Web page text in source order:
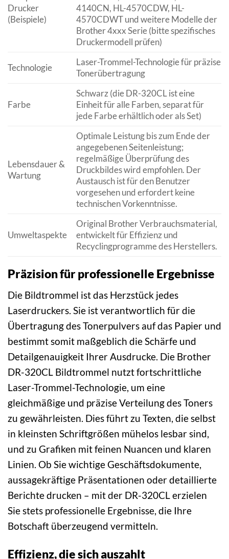
Drucker
(Beispiele)
4140CN, HL-4570CDW, HL-
4570CDWT und weitere Modelle der
Brother 4xxx Serie (bitte spezifisches
Druckermodell prüfen)
Technologie
Laser-Trommel-Technologie für präzise
Tonerübertragung
Farbe
Schwarz (die DR-320CL ist eine
Einheit für alle Farben, separat für
jede Farbe erhältlich oder als Set)
Lebensdauer &
Wartung
Optimale Leistung bis zum Ende der
angegebenen Seitenleistung;
regelmäßige Überprüfung des
Druckbildes wird empfohlen. Der
Austausch ist für den Benutzer
vorgesehen und erfordert keine
technischen Vorkenntnisse.
Umweltaspekte
Original Brother Verbrauchsmaterial,
entwickelt für Effizienz und
Recyclingprogramme des Herstellers.
Präzision für professionelle Ergebnisse
Die Bildtrommel ist das Herzstück jedes
Laserdruckers. Sie ist verantwortlich für die
Übertragung des Tonerpulvers auf das Papier und
bestimmt somit maßgeblich die Schärfe und
Detailgenauigkeit Ihrer Ausdrucke. Die Brother
DR-320CL Bildtrommel nutzt fortschrittliche
Laser-Trommel-Technologie, um eine
gleichmäßige und präzise Verteilung des Toners
zu gewährleisten. Dies führt zu Texten, die selbst
in kleinsten Schriftgrößen mühelos lesbar sind,
und zu Grafiken mit feinen Nuancen und klaren
Linien. Ob Sie wichtige Geschäftsdokumente,
aussagekräftige Präsentationen oder detaillierte
Berichte drucken – mit der DR-320CL erzielen
Sie stets professionelle Ergebnisse, die Ihre
Botschaft überzeugend vermitteln.
Effizienz, die sich auszahlt